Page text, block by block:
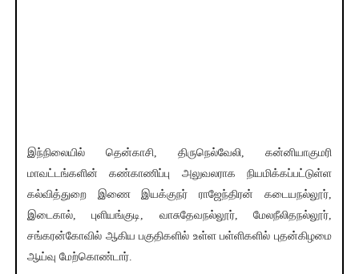
இந்நிலையில் தென்காசி, திருநெல்வேலி, கன்னியாகுமரி
மாவட்டங்களின் கண்காணிப்பு அலுவலராக நியமிக்கப்பட்டுள்ள
கல்வித்துறை இணை இயக்குநர் ராஜேந்திரன் கடையநல்லூர்,
இடைகால், புளியங்குடி, வாசுதேவநல்லூர், மேலநீலிதநல்லூர்,
சங்கரன்கோவில் ஆகிய பகுதிகளில் உள்ள பள்ளிகளில் புதன்கிழமை
ஆய்வு மேற்கொண்டார்.